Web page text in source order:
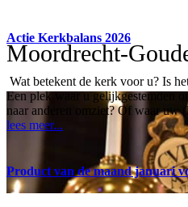
Moordrecht-
Actie Kerkbalans 2026
Wat betekent de kerk voor u? Is
Een plek waar u gelijkgestemden
naar anderen omziet? Of waar
lees meer...
Product van de maand januari